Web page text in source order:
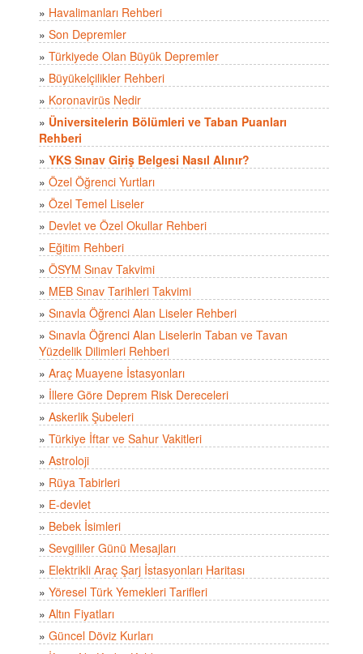
» Havalimanları Rehberi
» Son Depremler
» Türkiyede Olan Büyük Depremler
» Büyükelçilikler Rehberi
» Koronavirüs Nedir
» Üniversitelerin Bölümleri ve Taban Puanları
Rehberi
» YKS Sınav Giriş Belgesi Nasıl Alınır?
» Özel Öğrenci Yurtları
» Özel Temel Liseler
» Devlet ve Özel Okullar Rehberi
» Eğitim Rehberi
» ÖSYM Sınav Takvimi
» MEB Sınav Tarihleri Takvimi
» Sınavla Öğrenci Alan Liseler Rehberi
» Sınavla Öğrenci Alan Liselerin Taban ve Tavan
Yüzdelik Dilimleri Rehberi
» Araç Muayene İstasyonları
» İllere Göre Deprem Risk Dereceleri
» Askerlik Şubeleri
» Türkiye İftar ve Sahur Vakitleri
» Astroloji
» Rüya Tabirleri
» E-devlet
» Bebek İsimleri
» Sevgililer Günü Mesajları
» Elektrikli Araç Şarj İstasyonları Haritası
» Yöresel Türk Yemekleri Tarifleri
» Altın Fiyatları
» Güncel Döviz Kurları